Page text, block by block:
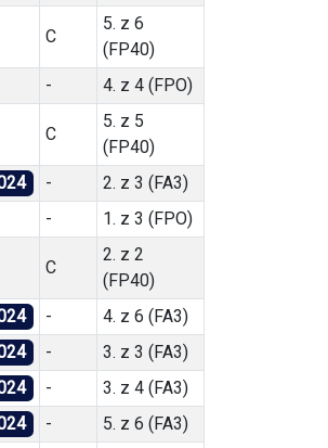
C
5. z 6
(FP40)
- 4. z 4 (FPO)
C
5. z 5
(FP40)
-
2. z 3 (FA3)
- 1. z 3 (FPO)
C
2. z 2
(FP40)
-
4. z 6 (FA3)
-
3. z 3 (FA3)
-
3. z 4 (FA3)
- 5. z 6 (FA3)